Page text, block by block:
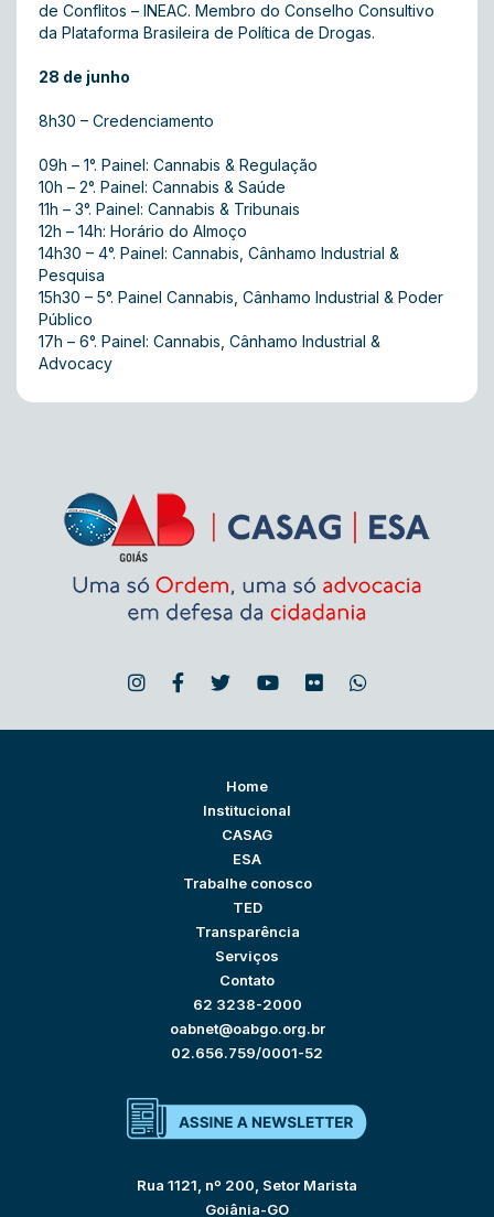
de Conflitos – INEAC. Membro do Conselho Consultivo
da Plataforma Brasileira de Política de Drogas.
28 de junho
8h30 – Credenciamento
09h – 1°. Painel: Cannabis & Regulação
10h – 2°. Painel: Cannabis & Saúde
11h – 3°. Painel: Cannabis & Tribunais
12h – 14h: Horário do Almoço
14h30 – 4°. Painel: Cannabis, Cânhamo Industrial &
Pesquisa
15h30 – 5°. Painel Cannabis, Cânhamo Industrial & Poder
Público
17h – 6°. Painel: Cannabis, Cânhamo Industrial &
Advocacy
Home
Institucional
CASAG
ESA
Trabalhe conosco
TED
Transparência
Serviços
Contato
62 3238-2000
oabnet@oabgo.org.br
02.656.759/0001-52
Rua 1121, nº 200, Setor Marista
Goiânia-GO